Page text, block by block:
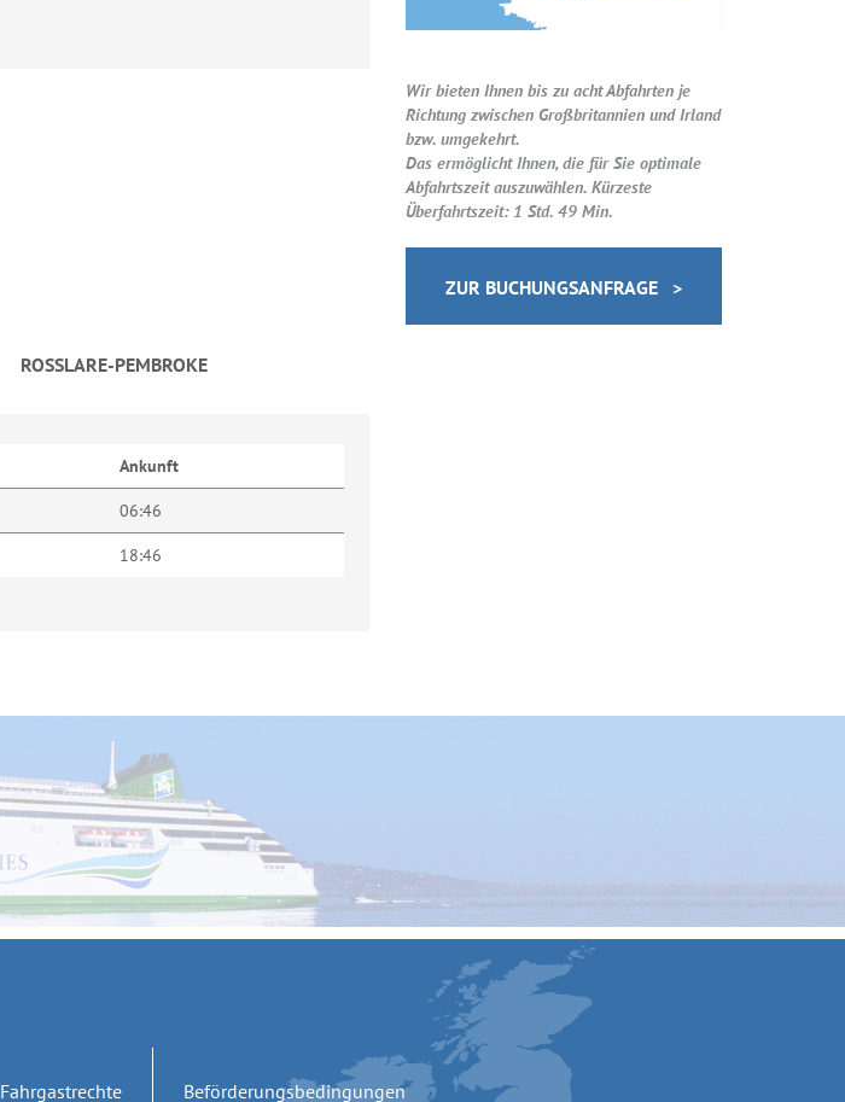
Wir bieten Ihnen bis zu acht Abfahrten je
Richtung zwischen Großbritannien und Irland
bzw. umgekehrt.
Das ermöglicht Ihnen, die für Sie optimale
Abfahrtszeit auszuwählen. Kürzeste
Überfahrtszeit: 1 Std. 49 Min.
ZUR BUCHUNGSANFRAGE >
ROSSLARE-PEMBROKE
Ankunft
06:46
18:46
Fahrgastrechte Beförderungsbedingungen